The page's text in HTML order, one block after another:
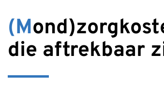
(Mond)zorgkosten gemaakt in 2025? Check of
die aftrekbaar